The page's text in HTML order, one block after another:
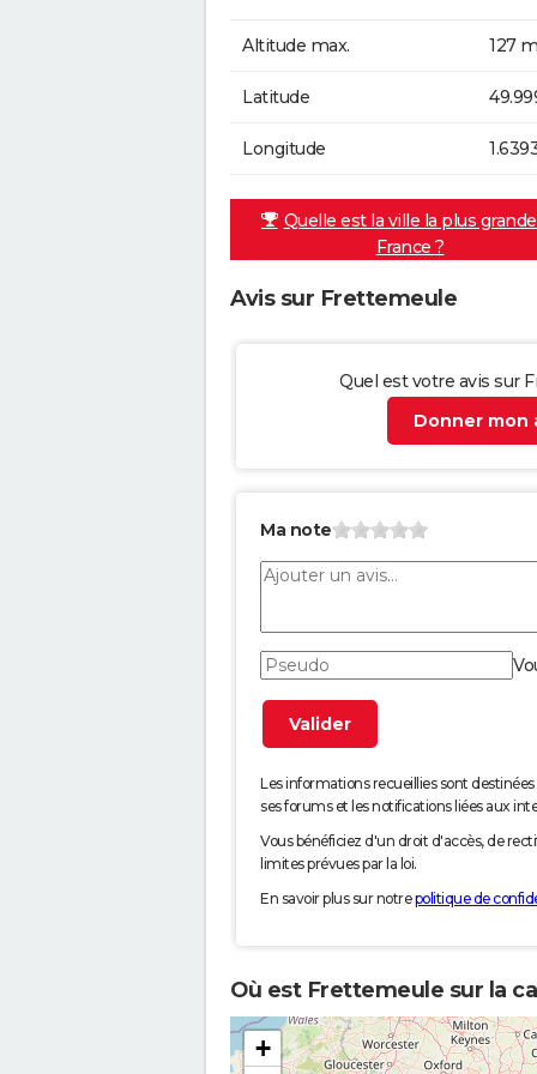
Altitude max. 127
Latitude
Longitude
Quelle est la ville la plus
France ?
Avis sur Frettemeule
Quel est votre avis sur
Donner mon
Ma note
Les informations recueillies sont
ses forums et les notifications liées aux
Vous bénéficiez d'un droit d'accès, de
limites prévues par la loi.
En savoir plus sur notrepolitique de
Où est Frettemeule sur la
+